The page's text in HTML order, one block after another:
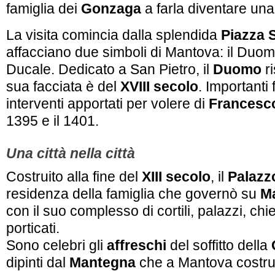
famiglia dei Gonzaga a farla diventare
La visita comincia dalla splendida Piazza
affacciano due simboli di Mantova: il
Ducale. Dedicato a San Pietro, il Duomo
sua facciata è del XVIII secolo. Importanti
interventi apportati per volere di
1395 e il 1401.
Una città nella città
Costruito alla fine del XIII secolo, il
residenza della famiglia che governò su
con il suo complesso di cortili, palazzi,
porticati.
Sono celebri gli affreschi del soffitto della
dipinti dal Mantegna che a Mantova